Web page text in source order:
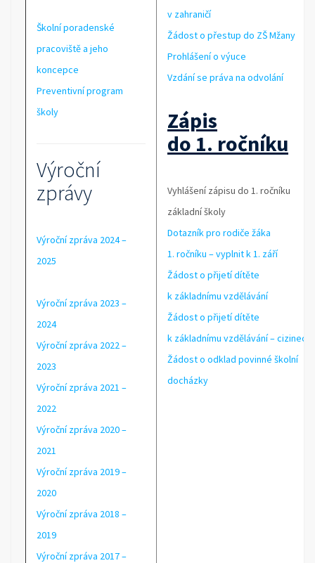
Školní poradenské
pracoviště a jeho
koncepce
Preventivní program
školy
Výroční
zprávy
Výroční zpráva 2024 –
2025
Výroční zpráva 2023 –
2024
Výroční zpráva 2022 –
2023
Výroční zpráva 2021 –
2022
Výroční zpráva 2020 –
2021
Výroční zpráva 2019 –
2020
Výroční zpráva 2018 –
2019
Výroční zpráva 2017 –
v zahraničí
Žádost o přestup do ZŠ Mžany
Prohlášení o výuce
Vzdání se práva na odvolání
Zápis
do 1. ročníku
Vyhlášení zápisu do 1. ročníku
základní školy
Dotazník pro rodiče žáka
1. ročníku – vyplnit k 1. září
Žádost o přijetí dítěte
k základnímu vzdělávání
Žádost o přijetí dítěte
k základnímu vzdělávání – cizinec
Žádost o odklad povinné školní
docházky